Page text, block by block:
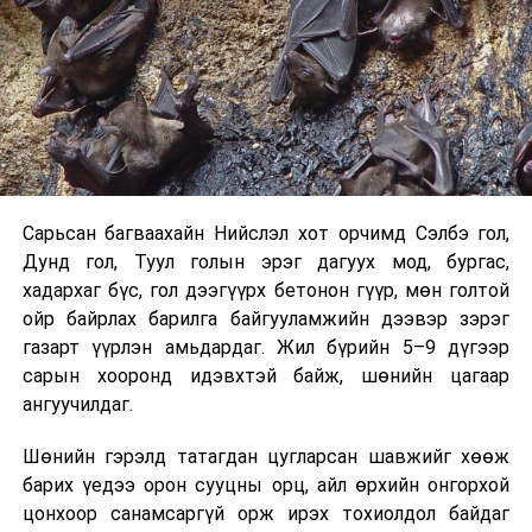
Харин “Шунхлай” ХХК 100,000 м³ буюу Монгол Улсад
хамгийн том хүчин чадалтайд тооцогдох газрын
тосны бүтээгдэхүүний агуулахыг
Сонгинохайрхандүүргийн 21 дүгээр хороонд барьж
байна. Тус бүр нь 14,000 м³ нэрлэсэн багтаамжтай, 36
метрийн диаметр, 14.5 метрийн өндөртэй долоон
босоо ган сав барихаар төлөвлөсөн. Нийт хөрөнгө
оруулалтын хэмжээ 151.26 тэрбум төгрөг бөгөөд
жилийн 9 хувийн хүүтэй хөнгөлөлттэй зээлийн
хүрээнд арилжааны банкнаас 151.0 тэрбумын
санхүүжилт авсан байна. Газрын тосны
бүтээгдэхүүний агуулахын барилга угсралтын ажлын
гүйцэтгэл нь 40 хувьтай байгаа бөгөөд 2027 оны 12
дүгээр сарын 31-нд багтаан бүрэн ашиглалтад
оруулахаар төлөвлөснийг “Шунхлай” ХХК-ийн техник
Хэрэв шилжилт хөдөлгөөн хийх бол 2026 оны
08 дугаар сарын 07-ны өдрөөс өмнө
баталгаажуулсан байх.
Сарьсан багваахайн Нийслэл хот орчимд Сэлбэ гол,
Дунд гол, Туул голын эрэг дагуух мод, бургас,
хадархаг бүс, гол дээгүүрх бетонон гүүр, мөн голтой
ойр байрлах барилга байгууламжийн дээвэр зэрэг
газарт үүрлэн амьдардаг. Жил бүрийн 5–9 дүгээр
сарын хооронд идэвхтэй байж, шөнийн цагаар
ангуучилдаг.
Шөнийн гэрэлд татагдан цугларсан шавжийг хөөж
барих үедээ орон сууцны орц, айл өрхийн онгорхой
цонхоор санамсаргүй орж ирэх тохиолдол байдаг